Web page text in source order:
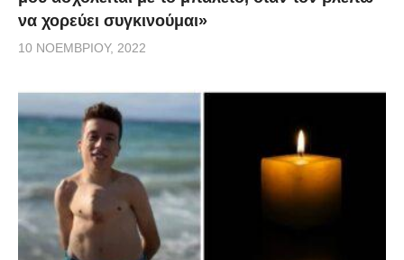
να χορεύει συγκινούμαι»
10 ΝΟΕΜΒΡΊΟΥ, 2022